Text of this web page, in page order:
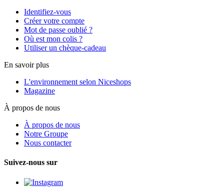
Identifiez-vous
Créer votre compte
Mot de passe oublié ?
Où est mon colis ?
Utiliser un chèque-cadeau
En savoir plus
L'environnement selon Niceshops
Magazine
À propos de nous
À propos de nous
Notre Groupe
Nous contacter
Suivez-nous sur